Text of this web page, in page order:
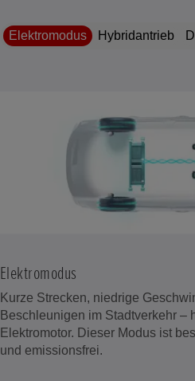
Elektromodus Hybridantrieb
Elektromodus
Kurze Strecken, niedrige
Beschleunigen im Stadtverkehr –
Elektromotor. Dieser Modus ist
und emissionsfrei.